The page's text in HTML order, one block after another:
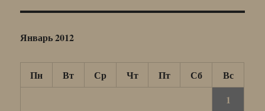
Январь 2012
Пн Вт Ср Чт Пт Сб
Вс
1